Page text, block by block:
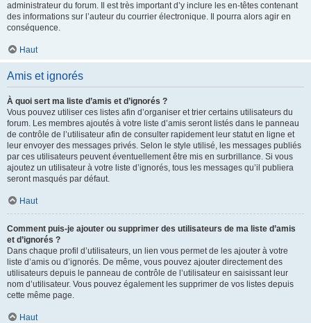
administrateur du forum. Il est très important d’y inclure les en-têtes contenant
des informations sur l’auteur du courrier électronique. Il pourra alors agir en
conséquence.
Haut
Amis et ignorés
À quoi sert ma liste d’amis et d’ignorés ?
Vous pouvez utiliser ces listes afin d’organiser et trier certains utilisateurs du
forum. Les membres ajoutés à votre liste d’amis seront listés dans le panneau
de contrôle de l’utilisateur afin de consulter rapidement leur statut en ligne et
leur envoyer des messages privés. Selon le style utilisé, les messages publiés
par ces utilisateurs peuvent éventuellement être mis en surbrillance. Si vous
ajoutez un utilisateur à votre liste d’ignorés, tous les messages qu’il publiera
seront masqués par défaut.
Haut
Comment puis-je ajouter ou supprimer des utilisateurs de ma liste d’amis
et d’ignorés ?
Dans chaque profil d’utilisateurs, un lien vous permet de les ajouter à votre
liste d’amis ou d’ignorés. De même, vous pouvez ajouter directement des
utilisateurs depuis le panneau de contrôle de l’utilisateur en saisissant leur
nom d’utilisateur. Vous pouvez également les supprimer de vos listes depuis
cette même page.
Haut